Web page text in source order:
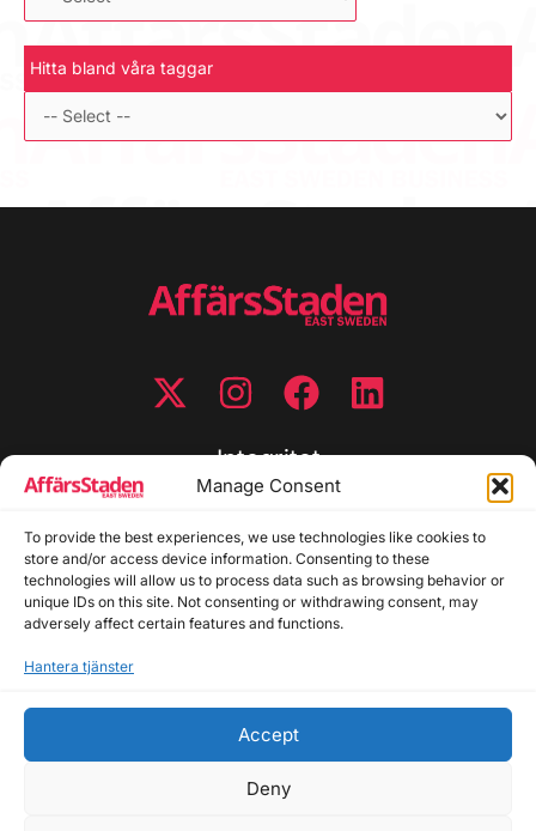
Manage Consent
To provide the best experiences, we use technologies like cookies to
store and/or access device information. Consenting to these
technologies will allow us to process data such as browsing behavior or
unique IDs on this site. Not consenting or withdrawing consent, may
adversely affect certain features and functions.
Hantera tjänster
Accept
Deny
Hitta bland våra taggar
Integritet
Cookiepolicy
Disclaimer
Redaktionell policy
Utgivarinformation
Allmänna frågor: info@affarsstaden.se | Tipsa
annons@affarsstaden.se